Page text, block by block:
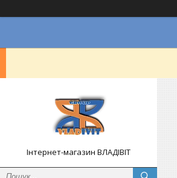
Інтернет-магазин ВЛАДІВІТ